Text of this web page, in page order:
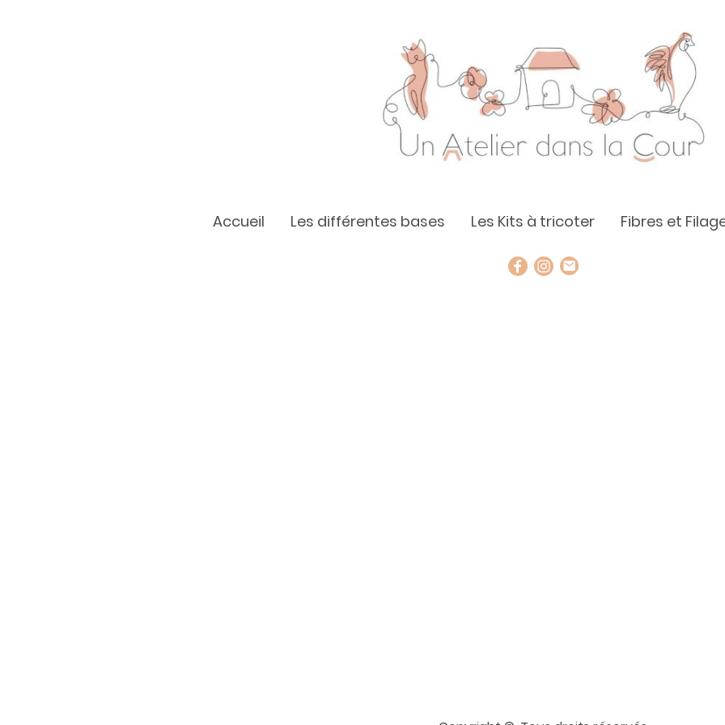
Accueil Les différentes bases Les Kits à tricoter Fibres et